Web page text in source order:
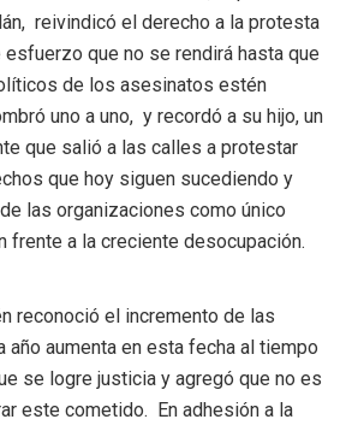
reivindicó el derecho a la protesta
que no se rendirá hasta que
de los asesinatos estén
uno a uno, y recordó a su hijo, un
que salió a las calles a protestar
que hoy siguen sucediendo y
las organizaciones como único
frente a la creciente desocupación.
reconoció el incremento de las
año aumenta en esta fecha al tiempo
se logre justicia y agregó que no es
este cometido. En adhesión a la